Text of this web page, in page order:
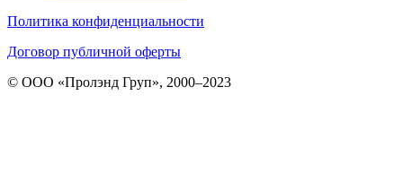
Политика конфиденциальности
Договор публичной оферты
© ООО «Пролэнд Груп», 2000–2023